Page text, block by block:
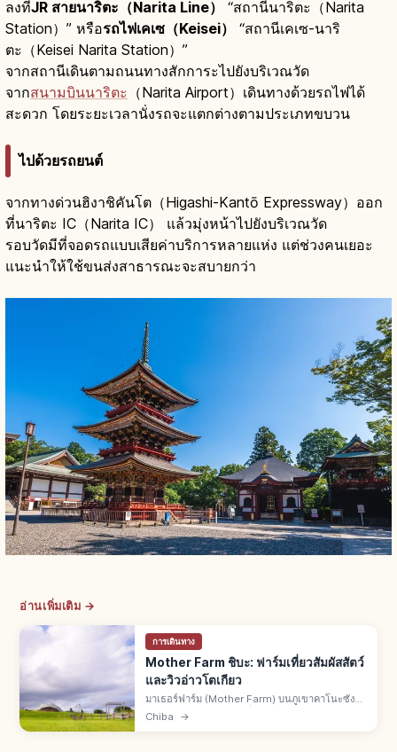
ลงที่JR สายนาริตะ（Narita Line）
“สถานีนาริตะ（Narita
Station）” หรือรถไฟเคเซ（Keisei）
“สถานีเคเซ-นาริ
ตะ（Keisei Narita Station）”
จากสถานีเดินตามถนนทางสักการะไปยังบริเวณวัด
จากสนามบินนาริตะ （Narita Airport）เดินทางด้วยรถไฟได้
สะดวก โดยระยะเวลานั่งรถจะแตกต่างตามประเภทขบวน
ไปด้วยรถยนต์
จากทางด่วนฮิงาชิคันโต（Higashi-Kantō Expressway）ออก
ที่นาริตะ IC（Narita IC） แล้วมุ่งหน้าไปยังบริเวณวัด
รอบวัดมีที่จอดรถแบบเสียค่าบริการหลายแห่ง แต่ช่วงคนเยอะ
แนะนำให้ใช้ขนส่งสาธารณะจะสบายกว่า
อ่านเพิ่มเติม →
การเดินทาง
Mother Farm ชิบะ: ฟาร์มเที่ยวสัมผัสสัตว์
และวิวอ่าวโตเกียว
มาเธอร์ฟาร์ม (Mother Farm) บนภูเขาคาโนะซัง
เมืองฟุตสึ จ.ชิบะ ฟาร์มเที่ยวกว้างมองเห็นอ่าว
Chiba →